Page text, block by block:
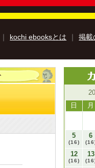
｜ kochi ebooksとは ｜ 掲載
の夏祭り特集 高知のアウ
高知のお
牧野
の学校特集
土佐巡里
安芸
県観光特使う～み『サンナカ
県観光特使 デハラユキノリ
国zine』デジタルフォトブッ
日
月
5
(16)
6
12
(16)
13